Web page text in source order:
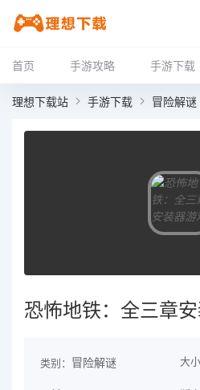
首页 手游攻略 手游下载
理想下载站 手游下载 冒险解谜
恐怖地铁：全三章
类别： 冒险解谜 大